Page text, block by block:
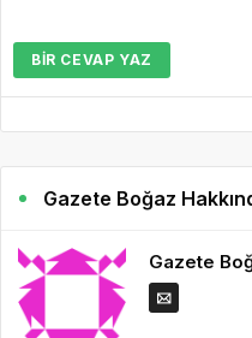
BIR CEVAP YAZ
Gazete Boğaz
Gazete